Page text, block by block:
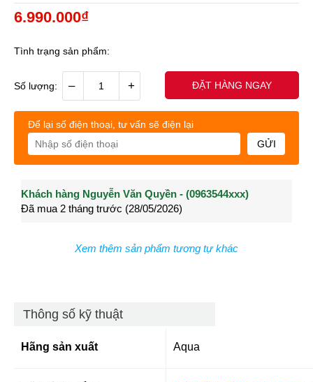
6.990.000₫
Tình trạng sản phẩm:
Số lượng: – + ĐẶT HÀNG NGAY
Để lại số điện thoại, tư vấn sẽ điện lại
GỬI
Khách hàng Nguyễn Văn Quyền - (0963544xxx)
Đã mua 2 tháng trước (28/05/2026)
Khách hàng Nguyễn Thành Long - (0902021xxx)
Đã mua 3 tháng trước (27/04/2026)
Xem thêm sản phẩm tương tự khác
Thông số kỹ thuật
Hãng sản xuất Aqua